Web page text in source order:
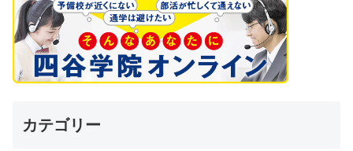
カテゴリー